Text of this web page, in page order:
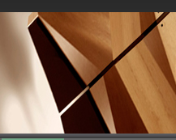
Добре дошъл/дошла, Гост. Моля,
регистрирай
Август 09, 2026, 03:40:18 am